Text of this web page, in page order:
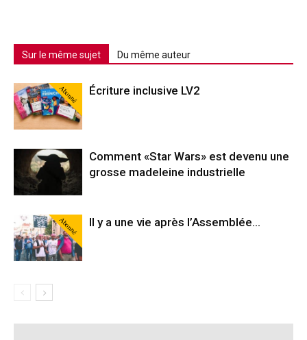
Sur le même sujet Du même auteur
Abonné Écriture inclusive LV2
Comment «Star Wars» est devenu une
grosse madeleine industrielle
Abonné Il y a une vie après l’Assemblée…